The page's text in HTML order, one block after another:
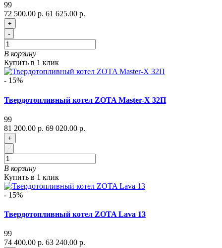
99
72 500.00 р. 61 625.00 р.
+
-
В корзину
Купить в 1 клик
- 15%
Твердотопливный котел ZOTA Master-X 32П
99
81 200.00 р. 69 020.00 р.
+
-
В корзину
Купить в 1 клик
- 15%
Твердотопливный котел ZOTA Lava 13
99
74 400.00 р. 63 240.00 р.